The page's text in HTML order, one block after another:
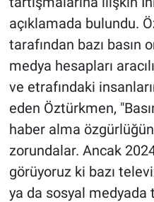
açıklamada bulundu.
tarafından bazı basın
medya hesapları
ve etrafındaki
eden Öztürkmen,
haber alma
zorundalar. Ancak
görüyoruz ki bazı
ya da sosyal medyada